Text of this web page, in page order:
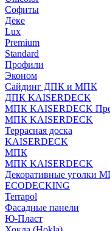
Софиты
Дёке
Lux
Premium
Standard
Профили
Эконом
Сайдинг ДПК и МПК
ДПК KAISERDECK
МПК KAISERDECK
МПК KAISERDECK
Террасная доска
KAISERDECK
МПК
МПК KAISERDECK
Декоративные уголки
ECODECKING
Terrapol
Фасадные панели
Ю-Пласт